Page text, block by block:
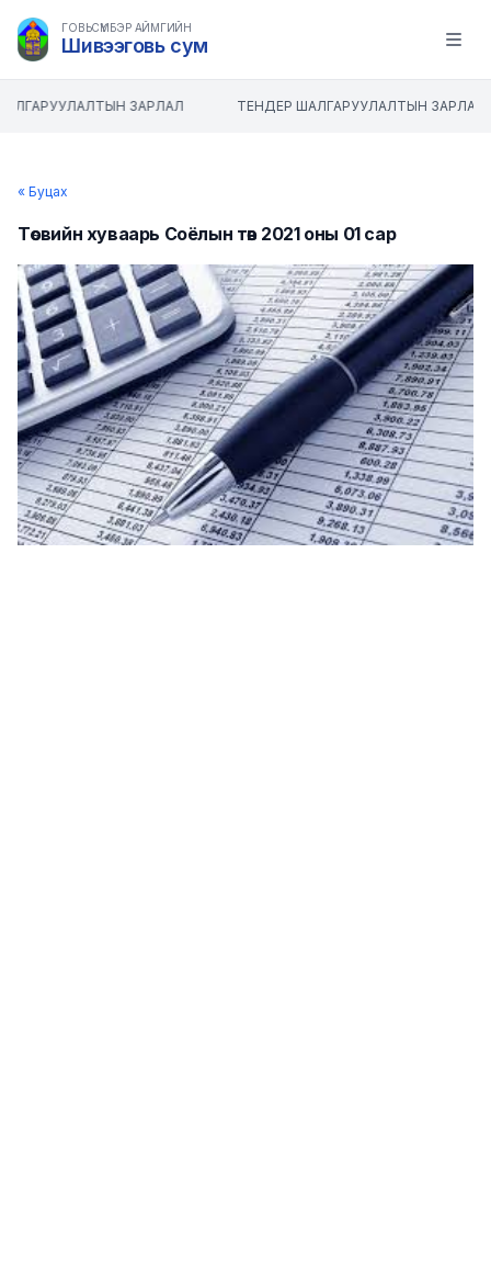
ГОВЬСҮМБЭР АЙМГИЙН
Шивээговь сум Open
ЗАРЛАЛ ТЕНДЕР ШАЛГАРУУЛАЛТЫН ЗАРЛАЛ
« Буцах
Төсвийн хуваарь Соёлын төв 2021 оны 01 сар